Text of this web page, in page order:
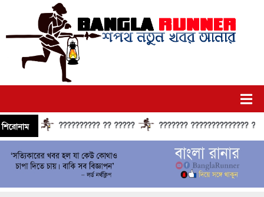
শিরোনাম ?????????? ?? ????? ??????? ?????????????? ??????